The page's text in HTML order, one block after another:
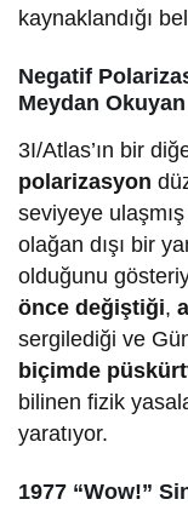
kaynaklandığı
Negatif
Meydan
3I/Atlas’ın bir
polarizasyon
seviyeye
olağan dışı bir
olduğunu
önce değiştiği,
sergilediği ve
biçimde
bilinen fizik
yaratıyor.
1977 “Wow!”